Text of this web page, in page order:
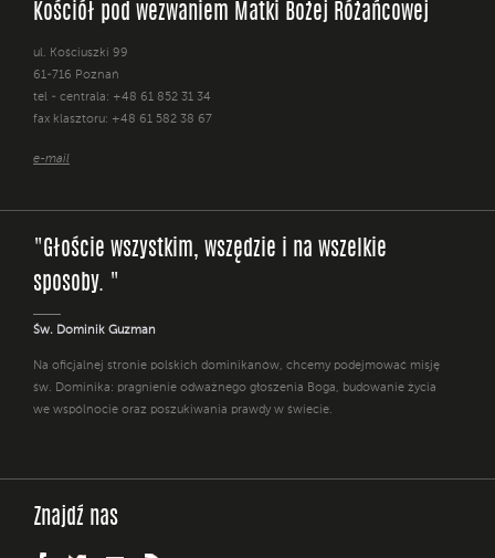
Kościół pod wezwaniem Matki Bożej Różańcowej
ul. Kościuszki 99
61-716 Poznań
tel - centrala: +48 61 852 31 34
fax klasztoru: +48 61 582 38 67
e-mail
"Głoście wszystkim, wszędzie i na wszelkie
sposoby. "
Św. Dominik Guzman
Na oficjalnej stronie polskich dominikanów, chcemy podejmować misję
św. Dominika: pragnienie odważnego głoszenia Boga, budowanie życia
we wspólnocie oraz poszukiwania prawdy w świecie.
Znajdź nas